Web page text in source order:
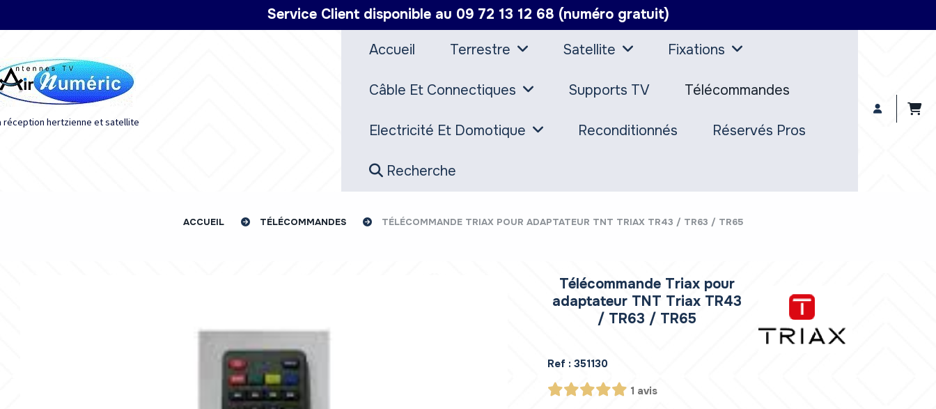
Service Client disponible au 09 72 13 12 68 (numéro gratuit)
réception hertzienne et satellite
Accueil Terrestre Satellite Fixations
Câble Et Connectiques Supports TV Télécommandes
Electricité Et Domotique Reconditionnés Réservés Pros
Recherche
ACCUEIL TÉLÉCOMMANDES TÉLÉCOMMANDE TRIAX POUR ADAPTATEUR TNT TRIAX TR43 / TR63 / TR65
Télécommande Triax pour
adaptateur TNT Triax TR43
/ TR63 / TR65
Ref : 351130
1 avis